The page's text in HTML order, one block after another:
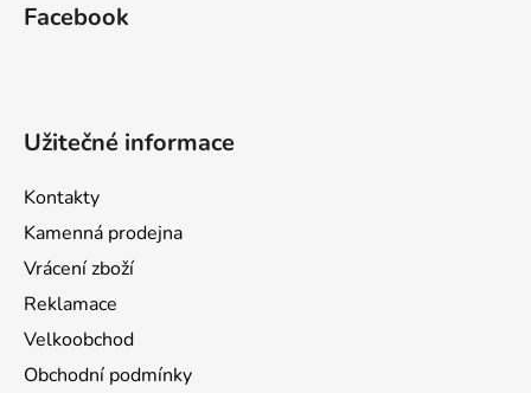
Facebook
Užitečné informace
Kontakty
Kamenná prodejna
Vrácení zboží
Reklamace
Velkoobchod
Obchodní podmínky